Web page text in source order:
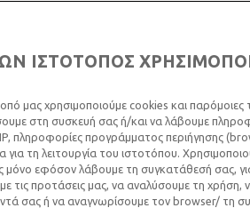
ΑΚΜΉΣ
2024
ΙΣΤΟΤΟΠΟΣ
μας χρησιμοποιούμε cookies και παρόμοιες
στη συσκευή σας ή/και να λάβουμε
πληροφορίες προγράμματος περιήγησης
για τη λειτουργία του ιστοτόπου.
μόνο εφόσον λάβουμε τη συγκατάθεσή σας,
τις προτάσεις μας, να αναλύσουμε τη
σας ή να αναγνωρίσουμε τον browser/ τη